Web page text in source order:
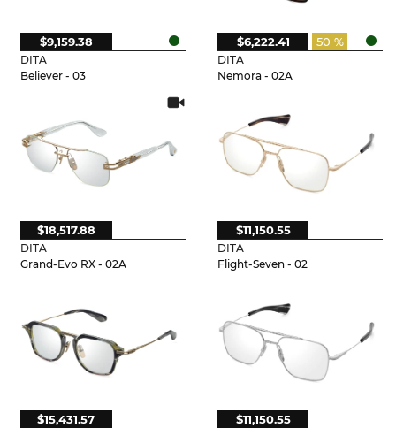
DITA
Believer - 03
$9,159.38
DITA
Nemora - 02A
50 %
$6,222.41
DITA
Grand-Evo RX - 02A
$18,517.88
DITA
Flight-Seven - 02
$11,150.55
$15,431.57 $11,150.55